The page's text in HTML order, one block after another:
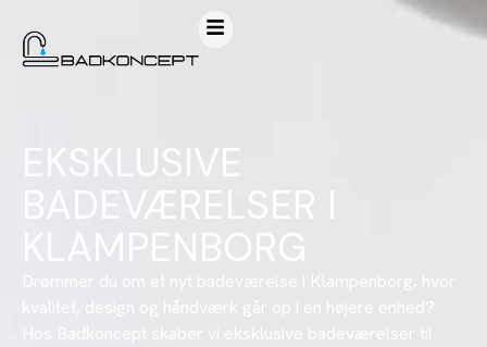
EKSKLUSIVE
BADEVÆRELSER I
KLAMPENBORG
Drømmer du om et nyt badeværelse i Klampenborg, hvor
kvalitet, design og håndværk går op i en højere enhed?
Hos Badkoncept skaber vi eksklusive badeværelser til